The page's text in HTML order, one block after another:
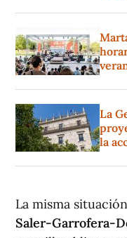
La
la
La misma
Saler-Garrofera-